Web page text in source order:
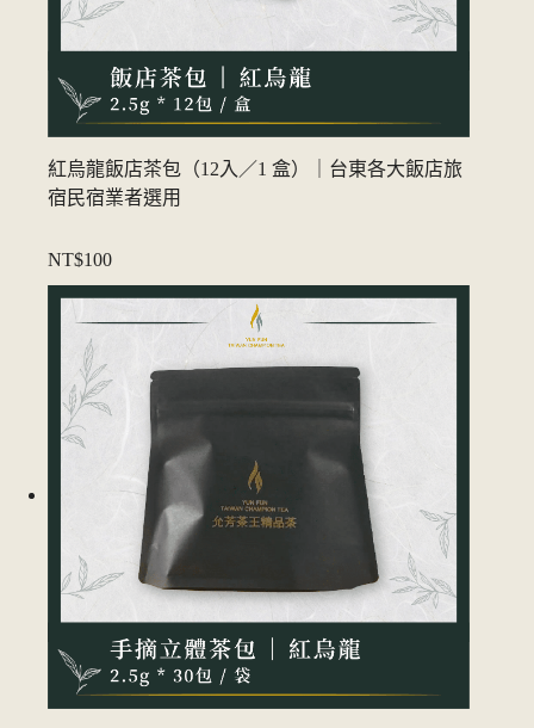
紅烏龍飯店茶包（12入／1 盒）｜台東各大飯店旅
宿民宿業者選用
NT$100